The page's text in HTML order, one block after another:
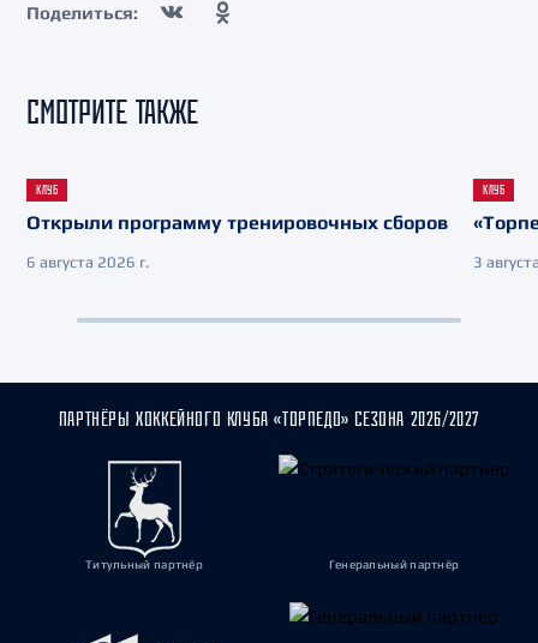
Поделиться:
СМОТРИТЕ ТАКЖЕ
КЛУБ
Открыли программу тренировочных сборов
6 августа 2026 г.
КЛУБ
3
ПАРТНЁРЫ ХОККЕЙНОГО КЛУБА «ТОРПЕДО» СЕЗОНА 2026/2027
Титульный партнёр Генеральный партнёр